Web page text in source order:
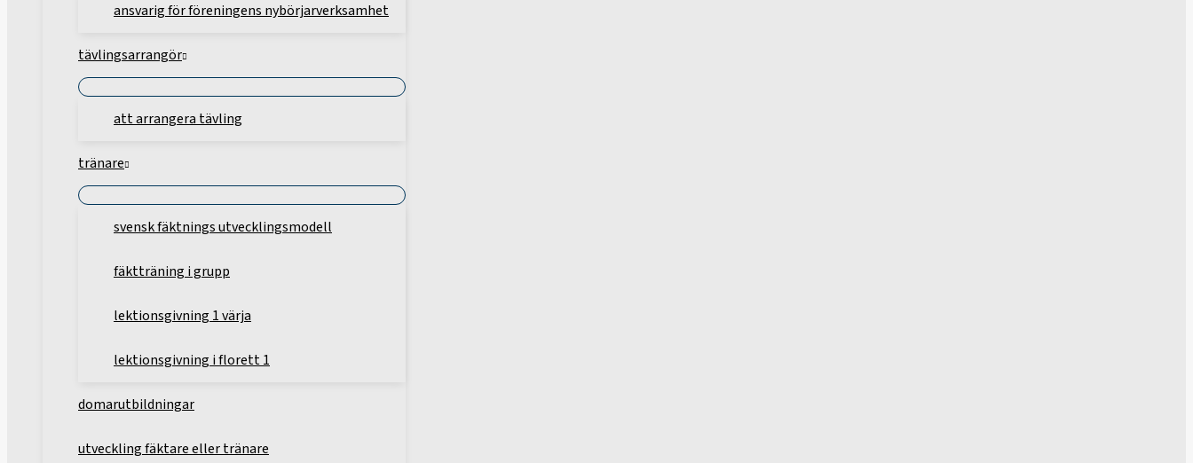
ansvarig för föreningens nybörjarverksamhet
tävlingsarrangör
att arrangera tävling
tränare
svensk fäktnings utvecklingsmodell
fäktträning i grupp
lektionsgivning 1 värja
lektionsgivning i florett 1
domarutbildningar
utveckling fäktare eller tränare